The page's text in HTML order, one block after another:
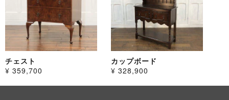
チェスト
¥ 359,700
カップボード
¥ 328,900